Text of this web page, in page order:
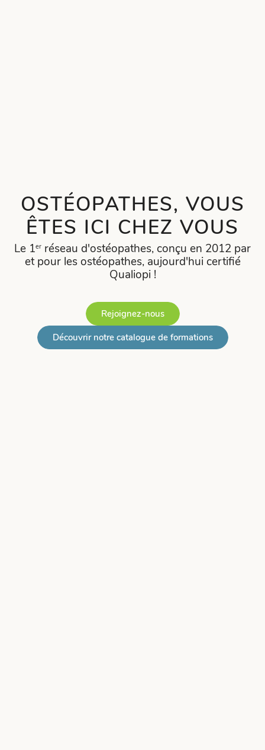
OSTÉOPATHES, VOUS
ÊTES ICI CHEZ VOUS
Le 1er réseau d'ostéopathes, conçu en 2012 par
et pour les ostéopathes, aujourd'hui certifié
Qualiopi !
Rejoignez-nous
Découvrir notre catalogue de formations